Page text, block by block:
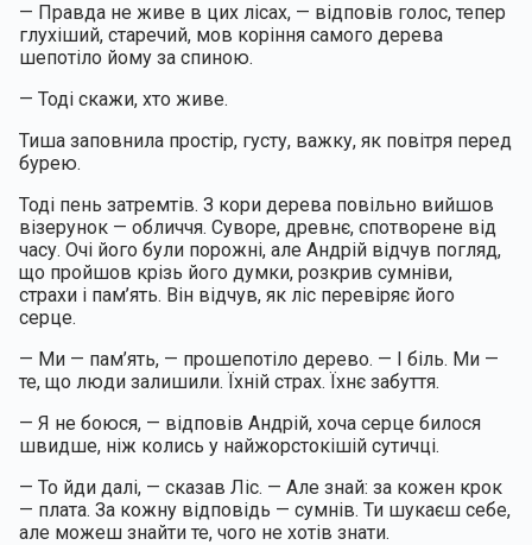
— Правда не живе в цих лісах, — відповів голос, тепер
глухіший, старечий, мов коріння самого дерева
шепотіло йому за спиною.
— Тоді скажи, хто живе.
Тиша заповнила простір, густу, важку, як повітря перед
бурею.
Тоді пень затремтів. З кори дерева повільно вийшов
візерунок — обличчя. Суворе, древнє, спотворене від
часу. Очі його були порожні, але Андрій відчув погляд,
що пройшов крізь його думки, розкрив сумніви,
страхи і пам’ять. Він відчув, як ліс перевіряє його
серце.
— Ми — пам’ять, — прошепотіло дерево. — І біль. Ми —
те, що люди залишили. Їхній страх. Їхнє забуття.
— Я не боюся, — відповів Андрій, хоча серце билося
швидше, ніж колись у найжорстокішій сутичці.
— То йди далі, — сказав Ліс. — Але знай: за кожен крок
— плата. За кожну відповідь — сумнів. Ти шукаєш себе,
але можеш знайти те, чого не хотів знати.